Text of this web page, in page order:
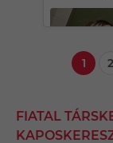
1 2
FIATAL